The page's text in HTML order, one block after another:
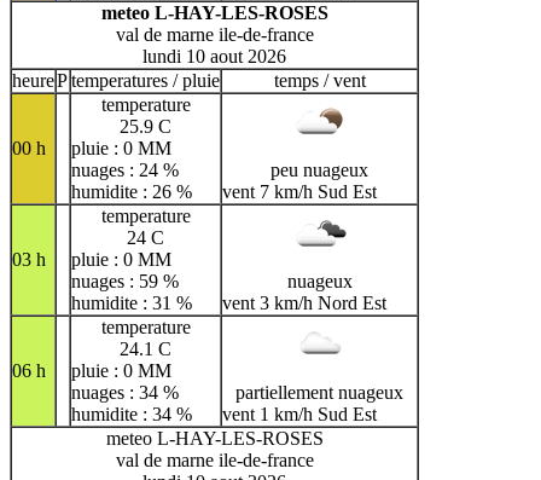
meteo L-HAY-LES-ROSES
val de marne ile-de-france
lundi 10 aout 2026
heurePtemperatures / pluie temps / vent
00 h
temperature
25.9 C
pluie : 0 MM
nuages : 24 %
humidite : 26 %
peu nuageux
vent 7 km/h Sud Est
03 h
temperature
24 C
pluie : 0 MM
nuages : 59 %
humidite : 31 %
nuageux
vent 3 km/h Nord Est
06 h
temperature
24.1 C
pluie : 0 MM
nuages : 34 %
humidite : 34 %
partiellement nuageux
vent 1 km/h Sud Est
meteo L-HAY-LES-ROSES
val de marne ile-de-france